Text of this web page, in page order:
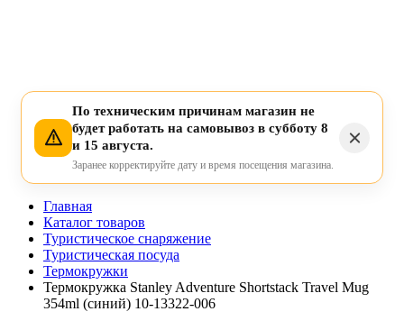
По техническим причинам магазин не
будет работать на самовывоз в субботу 8
и 15 августа.
Заранее корректируйте дату и время посещения магазина.
Главная
Каталог товаров
Туристическое снаряжение
Туристическая посуда
Термокружки
Термокружка Stanley Adventure Shortstack Travel Mug
354ml (синий) 10-13322-006